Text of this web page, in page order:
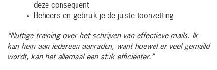
deze consequent
Beheers en gebruik je de juiste toonzetting
“Nuttige training over het schrijven van effectieve mails. Ik
kan hem aan iedereen aanraden, want hoewel er veel gemaild
wordt, kan het allemaal een stuk efficiënter.”